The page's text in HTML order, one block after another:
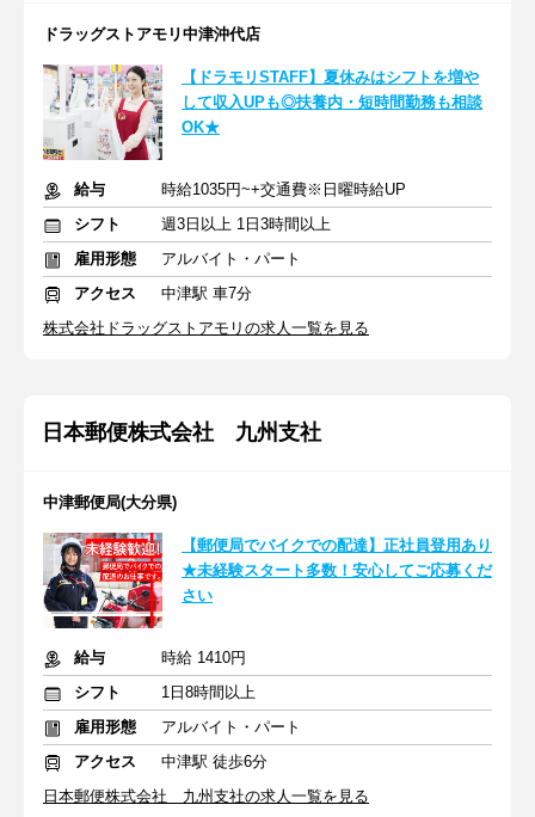
ドラッグストアモリ中津沖代店
【ドラモリSTAFF】夏休みはシフトを増や
して収入UPも◎扶養内・短時間勤務も相談
OK★
給与
時給1035円~+交通費※日曜時給UP
シフト
週3日以上 1日3時間以上
雇用形態
アルバイト・パート
アクセス
中津駅 車7分
株式会社ドラッグストアモリの求人一覧を見る
日本郵便株式会社 九州支社
中津郵便局(大分県)
【郵便局でバイクでの配達】正社員登用あり
★未経験スタート多数！安心してご応募くだ
さい
給与
時給 1410円
シフト
1日8時間以上
雇用形態
アルバイト・パート
アクセス
中津駅 徒歩6分
日本郵便株式会社 九州支社の求人一覧を見る